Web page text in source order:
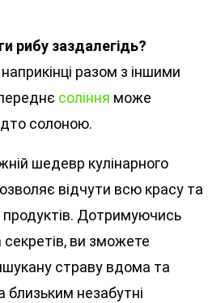
рибу заздалегідь?
разом з іншими
соління може
солоною.
шедевр кулінарного
відчути всю красу та
продуктів. Дотримуючись
ви зможете
страву вдома та
близьким незабутні